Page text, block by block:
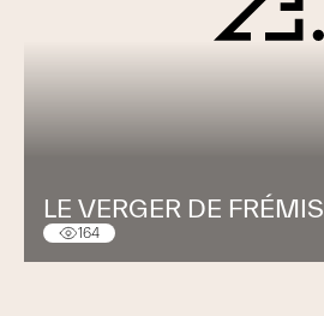
LE VERGER DE FRÉMIS
164